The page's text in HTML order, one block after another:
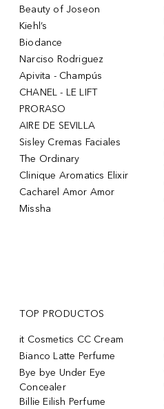
Beauty of Joseon
Kiehl’s
Biodance
Narciso Rodriguez
Apivita - Champús
CHANEL - LE LIFT
PRORASO
AIRE DE SEVILLA
Sisley Cremas Faciales
The Ordinary
Clinique Aromatics Elixir
Cacharel Amor Amor
Missha
TOP PRODUCTOS
it Cosmetics CC Cream
Bianco Latte Perfume
Bye bye Under Eye
Concealer
Billie Eilish Perfume